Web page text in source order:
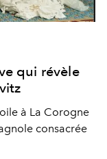
qui révèle
à La Corogne
consacrée